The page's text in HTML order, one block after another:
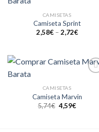
CAMISETAS
Camiseta Sprint
2,58€– 2,72€
CAMISETAS
Camiseta Marvin
5,74€ 4,59€